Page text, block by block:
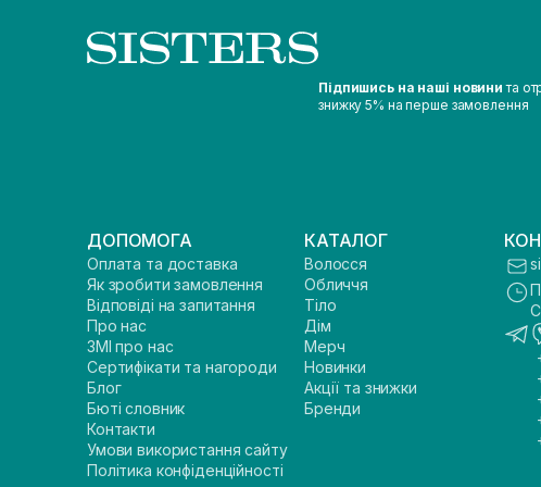
Підпишись на наші новини та
знижку 5% на перше замовлення
ДОПОМОГА
Оплата та доставка
Як зробити замовлення
Відповіді на запитання
Про нас
ЗМІ про нас
Сертифікати та нагороди
Блог
Бюті словник
Контакти
Умови використання сайту
Політика конфіденційності
КАТАЛОГ
Волосся
Обличчя
Тіло
Дім
Мерч
Новинки
Акції та знижки
Бренди